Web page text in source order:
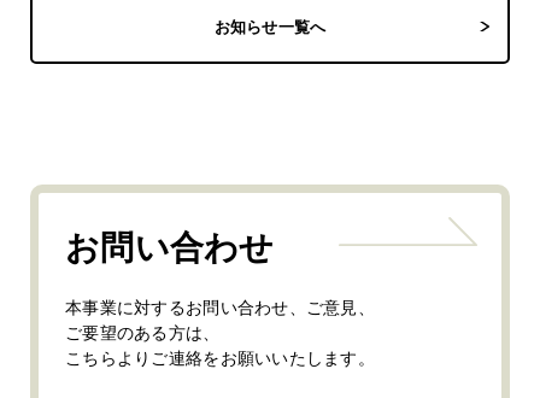
お知らせ一覧へ
お問い合わせ
本事業に対するお問い合わせ、ご意見、
ご要望のある方は、
こちらよりご連絡をお願いいたします。